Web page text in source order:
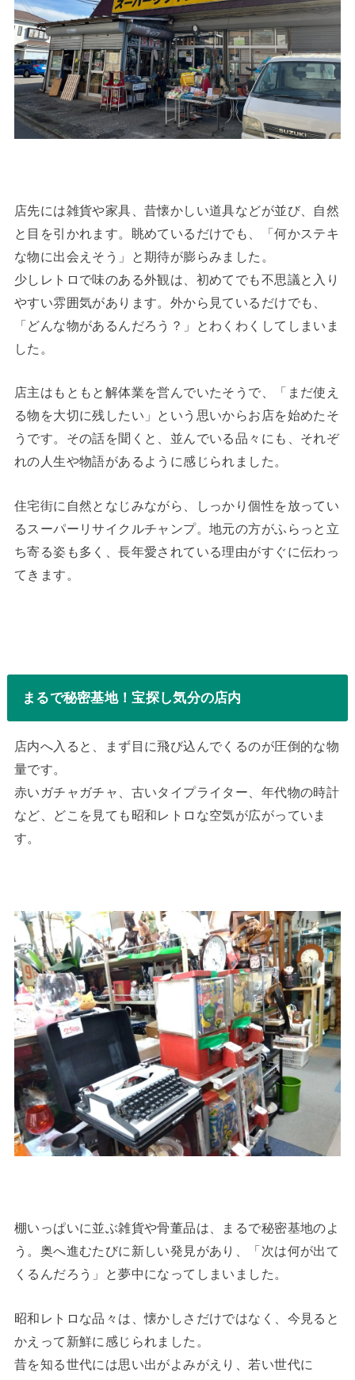
店先には雑貨や家具、昔懐かしい道具などが並び、自然
と目を引かれます。眺めているだけでも、「何かステキ
な物に出会えそう」と期待が膨らみました。
少しレトロで味のある外観は、初めてでも不思議と入り
やすい雰囲気があります。外から見ているだけでも、
「どんな物があるんだろう？」とわくわくしてしまいま
した。
店主はもともと解体業を営んでいたそうで、「まだ使え
る物を大切に残したい」という思いからお店を始めたそ
うです。その話を聞くと、並んでいる品々にも、それぞ
れの人生や物語があるように感じられました。
住宅街に自然となじみながら、しっかり個性を放ってい
るスーパーリサイクルチャンプ。地元の方がふらっと立
ち寄る姿も多く、長年愛されている理由がすぐに伝わっ
てきます。
まるで秘密基地！宝探し気分の店内
店内へ入ると、まず目に飛び込んでくるのが圧倒的な物
量です。
赤いガチャガチャ、古いタイプライター、年代物の時計
など、どこを見ても昭和レトロな空気が広がっていま
す。
棚いっぱいに並ぶ雑貨や骨董品は、まるで秘密基地のよ
う。奥へ進むたびに新しい発見があり、「次は何が出て
くるんだろう」と夢中になってしまいました。
昭和レトロな品々は、懐かしさだけではなく、今見ると
かえって新鮮に感じられました。
昔を知る世代には思い出がよみがえり、若い世代に